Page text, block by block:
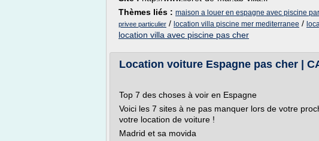
Thèmes liés : maison a louer en espagne avec piscine
privee particulier / location villa piscine mer mediterranee /
location villa avec piscine pas cher
Location voiture Espagne pas cher |
Top 7 des choses à voir en Espagne
Voici les 7 sites à ne pas manquer lors de votre
votre location de voiture !
Madrid et sa movida